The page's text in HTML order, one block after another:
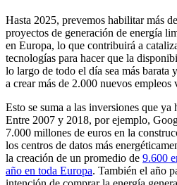
Hasta 2025, prevemos habilitar más
proyectos de generación de energía
en Europa, lo que contribuirá a
tecnologías para hacer que la
lo largo de todo el día sea más barata
a crear más de 2.000 nuevos empleos
Esto se suma a las inversiones que ya
Entre 2007 y 2018, por ejemplo,
7.000 millones de euros en la
los centros de datos más
la creación de un promedio de 9.600
año en toda Europa. También el año